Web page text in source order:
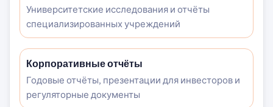
Университетские исследования и отчёты
специализированных учреждений
Корпоративные отчёты
Годовые отчёты, презентации для инвесторов и
регуляторные документы